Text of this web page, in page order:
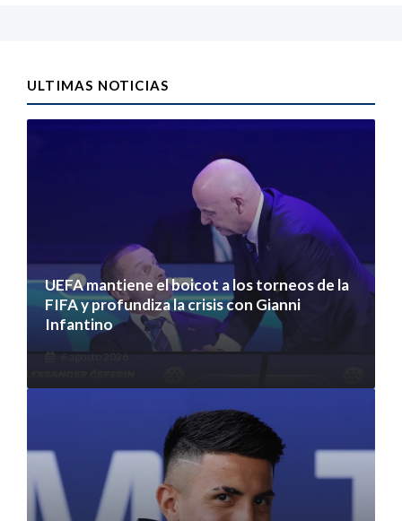
ULTIMAS NOTICIAS
UEFA mantiene el boicot a los torneos de la
FIFA y profundiza la crisis con Gianni
Infantino
6 agosto 2026